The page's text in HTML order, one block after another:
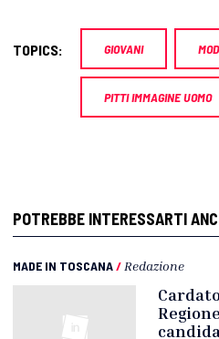
TOPICS: GIOVANI
PITTI IMMAGINE UOMO
POTREBBE INTERESSARTI
MADE IN TOSCANA/ Redazione